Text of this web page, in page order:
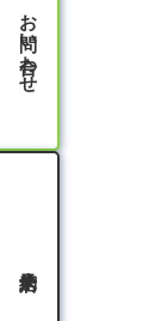
お問い合わせ